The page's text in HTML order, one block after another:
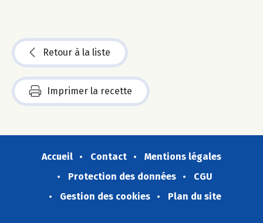
Retour à la liste
Imprimer la recette
Accueil Contact
Mentions légales
Protection des données
CGU
Gestion des cookies
Plan du site